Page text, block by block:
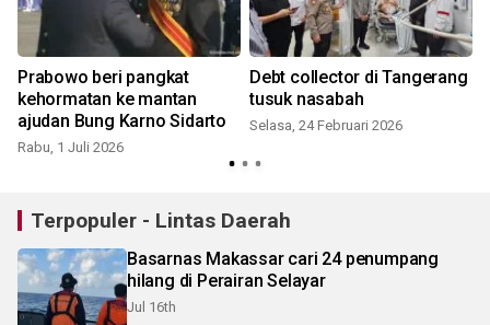
Prabowo beri pangkat
kehormatan ke mantan
ajudan Bung Karno Sidarto
Rabu, 1 Juli 2026
Debt collector di Tangerang
tusuk nasabah
Selasa, 24 Februari 2026
Terpopuler - Lintas Daerah
Basarnas Makassar cari 24 penumpang
hilang di Perairan Selayar
Jul 16th